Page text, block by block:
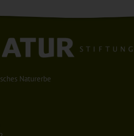
Naturerbe